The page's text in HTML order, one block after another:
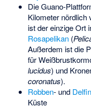
Die Guano-
Kilometer nördlich
ist der einzige Ort
Rosapelikan(
Außerdem ist die
für
lucidus) und
coronatus).
Robben- und
Küste